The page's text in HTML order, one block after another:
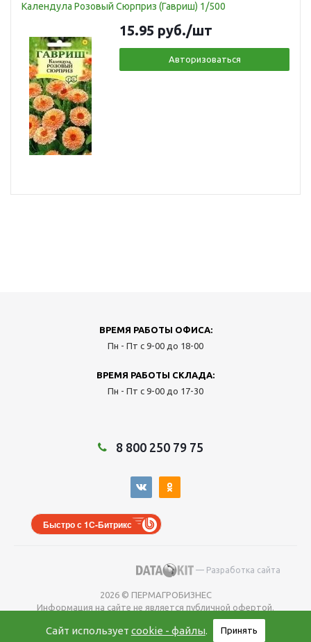
Календула Розовый Сюрприз (Гавриш) 1/500
15.95 руб./шт
Авторизоваться
ВРЕМЯ РАБОТЫ ОФИСА:
Пн - Пт с 9-00 до 18-00
ВРЕМЯ РАБОТЫ СКЛАДА:
Пн - Пт с 9-00 до 17-30
8 800 250 79 75
Быстро с 1С-Битрикс
— Разработка сайта
2026 © ПЕРМАГРОБИЗНЕС
Информация на сайте не является публичной офертой.
цену уточняйте у менеджера во время оформления заказа
Сайт использует cookie - файлы. Принять